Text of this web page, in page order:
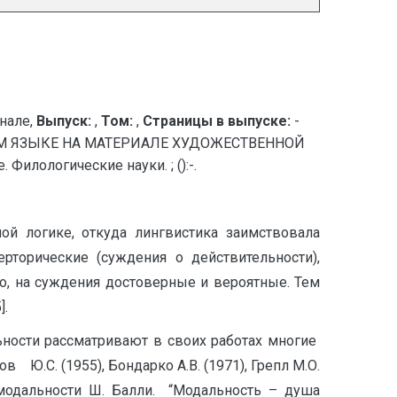
Выпуск: , Том: , Страницы в выпуске: -
НА МАТЕРИАЛЕ ХУДОЖЕСТВЕННОЙ
науки. ; ():-.
логике, откуда лингвистика заимствовала
(суждения о действительности),
на суждения достоверные и вероятные. Тем
рассматривают в своих работах многие
(1955), Бондарко А.В. (1971), Грепл М.О.
Ш. Балли. “Модальность – душа